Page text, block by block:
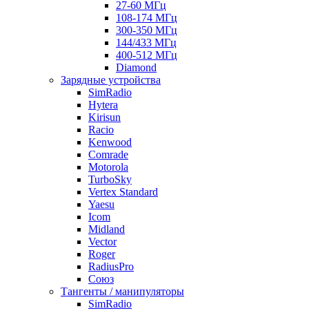
27-60 МГц
108-174 МГц
300-350 МГц
144/433 МГц
400-512 МГц
Diamond
Зарядные устройства
SimRadio
Hytera
Kirisun
Racio
Kenwood
Comrade
Motorola
TurboSky
Vertex Standard
Yaesu
Icom
Midland
Vector
Roger
RadiusPro
Союз
Тангенты / манипуляторы
SimRadio